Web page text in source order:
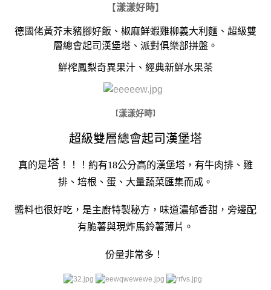
【漾漾好時】
德國佬黃芥末豬腳好飯、椒麻鮮蝦雞柳義大利麵、超級雙
層總會起司漢堡塔、派對俱樂部拼盤。
鮮榨鳳梨奇異果汁、經典新鮮水果茶
【漾漾好時】
超級雙層總會起司漢堡塔
真的是塔 ！！！約有18公分高的漢堡塔，有牛肉排、雞
排、培根、蛋、大量蔬菜匯集而成。
醬料也很好吃，是主廚特製秘方，味道濃郁香甜，旁邊配
有脆薯與現炸馬鈴薯薄片。
份量非常多！